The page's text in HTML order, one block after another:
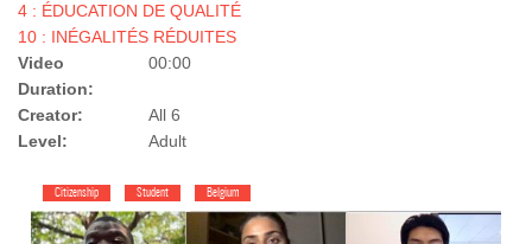
4 : ÉDUCATION DE QUALITÉ
10 : INÉGALITÉS RÉDUITES
Video
Duration:
00:00
Creator:
All 6
Level:
Adult
Citizenship Student Belgium